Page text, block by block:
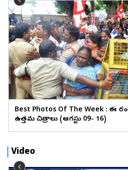
Best Photos Of The Week : ఈ వారం
ఉత్తమ చిత్రాలు (ఆగస్టు 09- 16)
Video